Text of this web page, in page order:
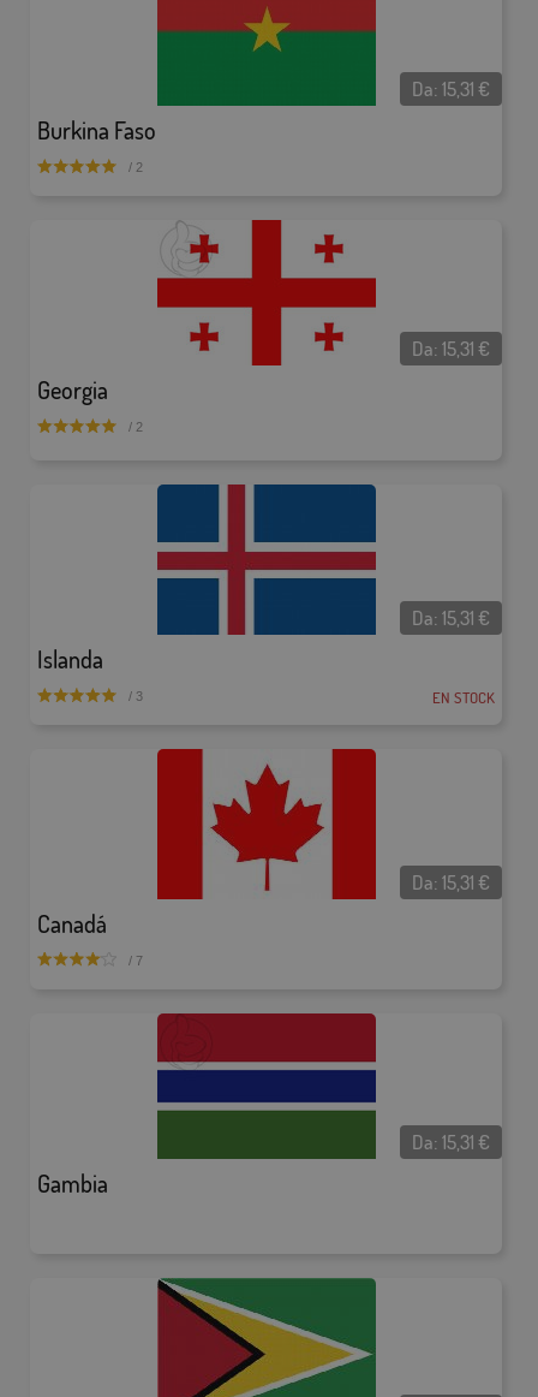
Burkina Faso
Da:15,31 €
/ 2
Georgia
Da:15,31 €
/ 2
Islanda
Da:15,31 €
/ 3 EN STOCK
Canadá
Da:15,31 €
/ 7
Gambia
Da:15,31 €